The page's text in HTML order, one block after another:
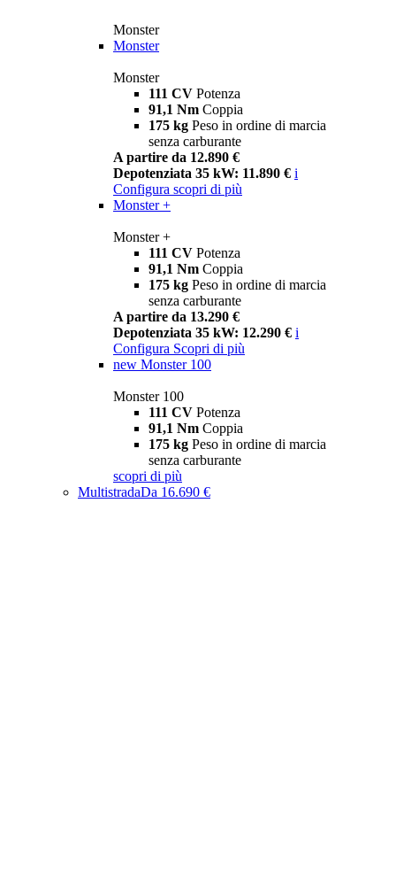
Monster
Monster
Monster
111 CV Potenza
91,1 Nm Coppia
175 kg Peso in ordine di marcia
senza carburante
A partire da 12.890 €
Depotenziata 35 kW: 11.890 € i
Configura scopri di più
Monster +
Monster +
111 CV Potenza
91,1 Nm Coppia
175 kg Peso in ordine di marcia
senza carburante
A partire da 13.290 €
Depotenziata 35 kW: 12.290 € i
Configura Scopri di più
new Monster 100
Monster 100
111 CV Potenza
91,1 Nm Coppia
175 kg Peso in ordine di marcia
senza carburante
scopri di più
MultistradaDa 16.690 €